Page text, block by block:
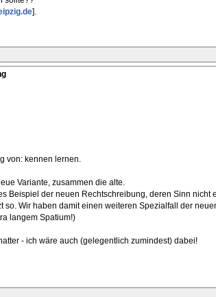
].
von: kennen lernen.
Variante, zusammen die alte.
Beispiel der neuen Rechtschreibung, deren Sinn nicht
so. Wir haben damit einen weiteren Spezialfall der
langem Spatium!)
- ich wäre auch (gelegentlich zumindest) dabei!